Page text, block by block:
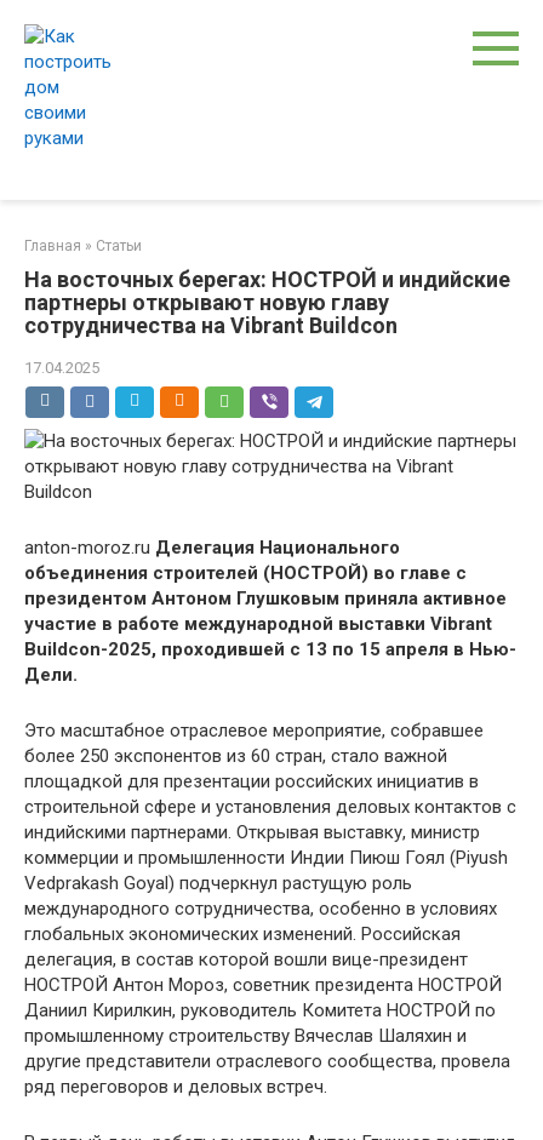
контенту
Главная » Статьи
На восточных берегах: НОСТРОЙ и индийские
партнеры открывают новую главу
сотрудничества на Vibrant Buildcon
17.04.2025
anton-moroz.ru Делегация Национального
объединения строителей (НОСТРОЙ) во главе с
президентом Антоном Глушковым приняла активное
участие в работе международной выставки Vibrant
Buildcon-2025, проходившей с 13 по 15 апреля в Нью-
Дели.
Это масштабное отраслевое мероприятие, собравшее
более 250 экспонентов из 60 стран, стало важной
площадкой для презентации российских инициатив в
строительной сфере и установления деловых контактов с
индийскими партнерами. Открывая выставку, министр
коммерции и промышленности Индии Пиюш Гоял (Piyush
Vedprakash Goyal) подчеркнул растущую роль
международного сотрудничества, особенно в условиях
глобальных экономических изменений. Российская
делегация, в состав которой вошли вице-президент
НОСТРОЙ Антон Мороз, советник президента НОСТРОЙ
Даниил Кирилкин, руководитель Комитета НОСТРОЙ по
промышленному строительству Вячеслав Шаляхин и
другие представители отраслевого сообщества, провела
ряд переговоров и деловых встреч.